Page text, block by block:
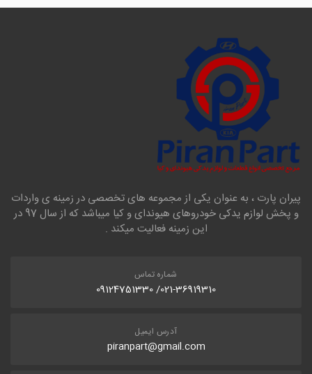
پیران پارت ، به عنوان یکی از مجموعه های تخصصی در زمینه ی واردات
و پخش لوازم یدکی خودروهای هیوندای و کیا میباشد که از سال 97 در
این زمینه فعالیت میکند .
شماره تماس
021-36919310/ 09124751330
آدرس ایمیل
piranpart@gmail.com